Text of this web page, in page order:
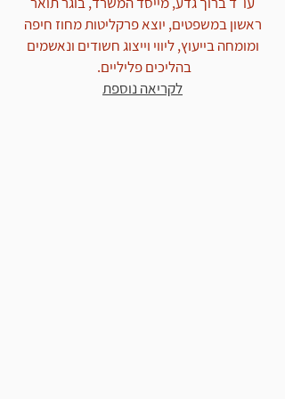
ראשון במשפטים, יוצא פרקליטות מחוז חיפה
ומומחה בייעוץ, ליווי וייצוג חשודים ונאשמים
בהליכים פליליים.
לקריאה נוספת